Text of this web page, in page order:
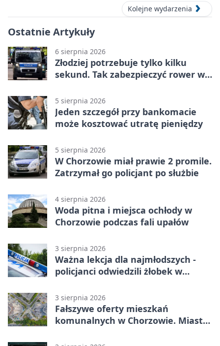
Kolejne wydarzenia
Ostatnie Artykuły
6 sierpnia 2026
Złodziej potrzebuje tylko kilku
sekund. Tak zabezpieczyć rower w
5 sierpnia 2026
Jeden szczegół przy bankomacie
może kosztować utratę pieniędzy
5 sierpnia 2026
W Chorzowie miał prawie 2 promile.
Zatrzymał go policjant po służbie
4 sierpnia 2026
Woda pitna i miejsca ochłody w
Chorzowie podczas fali upałów
3 sierpnia 2026
Ważna lekcja dla najmłodszych -
policjanci odwiedzili żłobek w
3 sierpnia 2026
Fałszywe oferty mieszkań
komunalnych w Chorzowie. Miasto